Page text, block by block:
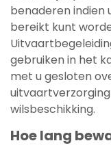
benaderen indien
bereikt kunt
gebruiken in het
met u gesloten
wilsbeschikking.
Hoe lang